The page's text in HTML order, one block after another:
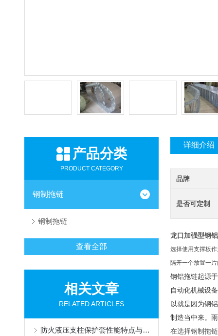
产品分类
PRODUCT CATEGORY
钢制拖链
钢制拖链
查看全部
相关文章
RELATED ARTICLES
防火液压支柱保护套性能特点与阻燃防护应用
详细介绍
品牌
是否可定制
龙口加强型钢
选择使用支撑板
隔开一个放置一
钢铝拖链起源
自动化机械设
以就是因为钢
制造当中来。
在选择钢制拖